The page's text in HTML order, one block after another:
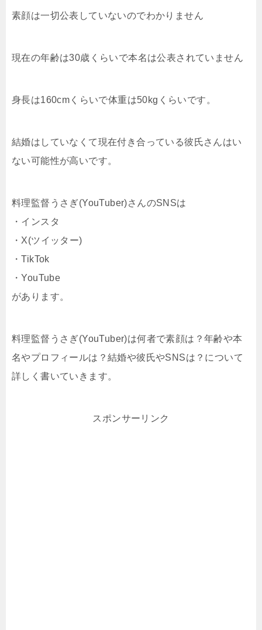
素顔は一切公表していないのでわかりません
現在の年齢は30歳くらいで本名は公表されていません
身長は160cmくらいで体重は50kgくらいです。
結婚はしていなくて現在付き合っている彼氏さんはい
ない可能性が高いです。
料理監督うさぎ(YouTuber)さんのSNSは
・インスタ
・X(ツイッター)
・TikTok
・YouTube
があります。
料理監督うさぎ(YouTuber)は何者で素顔は？年齢や本
名やプロフィールは？結婚や彼氏やSNSは？について
詳しく書いていきます。
スポンサーリンク